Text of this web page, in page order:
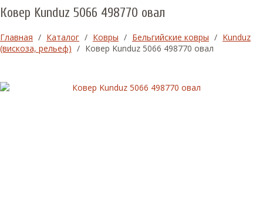
Ковер Kunduz 5066 498770 овал
Главная / Каталог / Ковры / Бельгийские ковры / Kunduz
(вискоза, рельеф) / Ковер Kunduz 5066 498770 овал